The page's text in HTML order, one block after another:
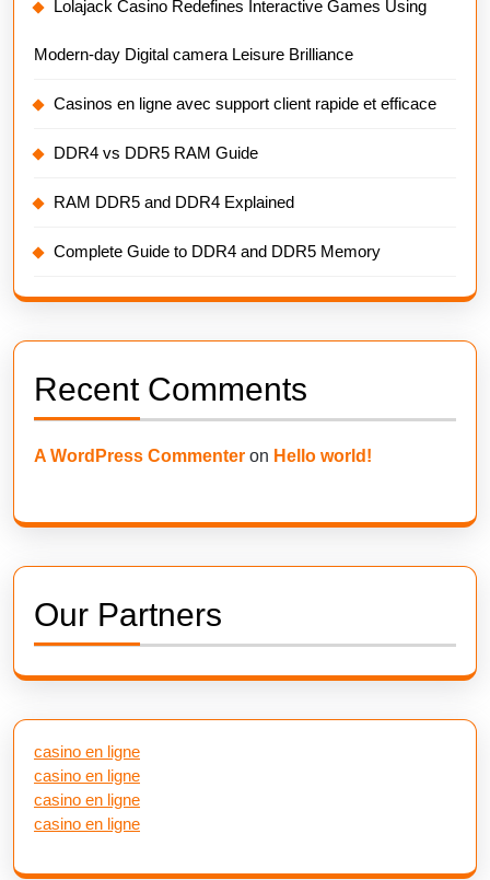
Lolajack Casino Redefines Interactive Games Using
Modern-day Digital camera Leisure Brilliance
Casinos en ligne avec support client rapide et efficace
DDR4 vs DDR5 RAM Guide
RAM DDR5 and DDR4 Explained
Complete Guide to DDR4 and DDR5 Memory
Recent Comments
A WordPress Commenter on Hello world!
Our Partners
casino en ligne
casino en ligne
casino en ligne
casino en ligne